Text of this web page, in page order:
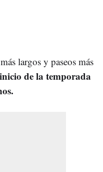
largos y paseos más
de la temporada